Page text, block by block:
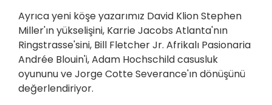
Ayrıca yeni köşe yazarımız David Klion Stephen
Miller'ın yükselişini, Karrie Jacobs Atlanta'nın
Ringstrasse'sini, Bill Fletcher Jr. Afrikalı Pasionaria
Andrée Blouin'i, Adam Hochschild casusluk
oyununu ve Jorge Cotte Severance'ın dönüşünü
değerlendiriyor.